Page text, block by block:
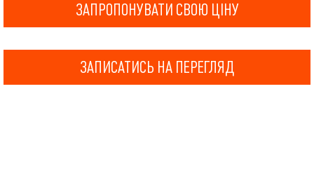
ЗАПРОПОНУВАТИ СВОЮ ЦІНУ
ЗАПИСАТИСЬ НА ПЕРЕГЛЯД